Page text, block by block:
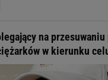
na
w kierunku